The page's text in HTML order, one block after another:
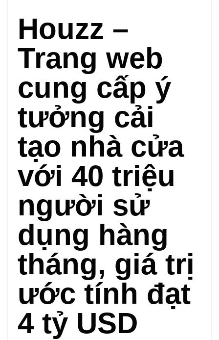
Houzz –
Trang web
cung cấp ý
tưởng cải
tạo nhà cửa
với 40 triệu
người sử
dụng hàng
tháng, giá trị
ước tính đạt
4 tỷ USD